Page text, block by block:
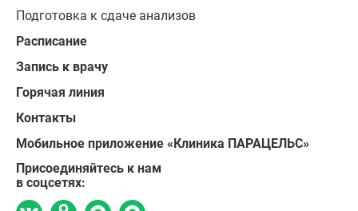
Подготовка к сдаче анализов
Расписание
Запись к врачу
Горячая линия
Контакты
Мобильное приложение «Клиника ПАРАЦЕЛЬС»
Присоединяйтесь к нам
в соцсетях: